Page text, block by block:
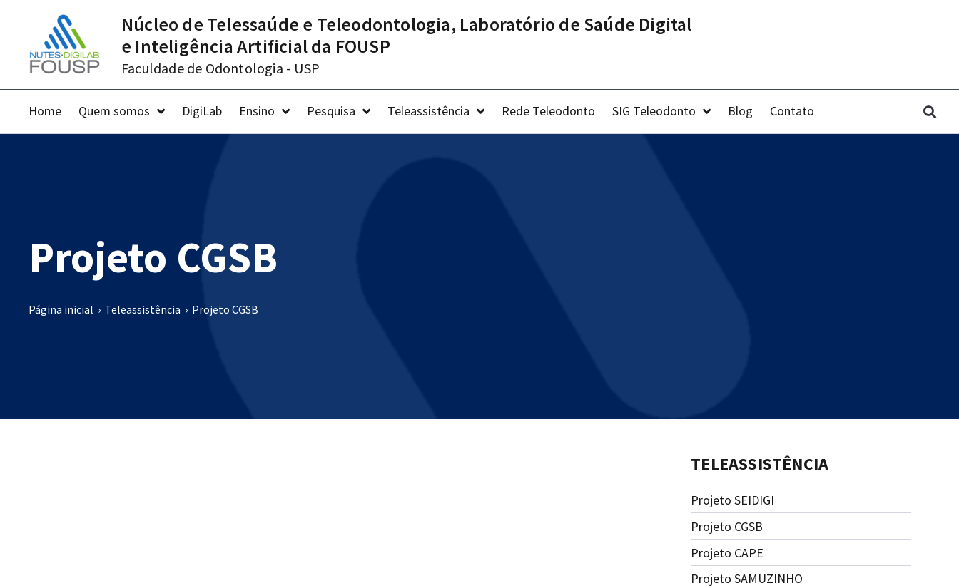
Núcleo de Telessaúde e Teleodontologia, Laboratório de Saúde Digital
e Inteligência Artificial da FOUSP
Faculdade de Odontologia - USP
Home Quem somos DigiLab Ensino Pesquisa Teleassistência Rede Teleodonto SIG Teleodonto Blog Contato
Projeto CGSB
Página inicial › Teleassistência › Projeto CGSB
TELEASSISTÊNCIA
Projeto SEIDIGI
Projeto CGSB
Projeto CAPE
Projeto SAMUZINHO